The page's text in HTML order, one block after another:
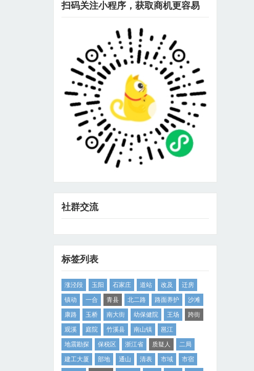
扫码关注小程序，获取商机更容易
社群交流
标签列表
涨泾段 玉阳 石家庄 道站 改及 迁房
镇动 一合 青县 北二路 路面养护 沙滩
康路 玉桥 南大街 幼保健院 王场 跨街
观溪 庭院 竹溪县 南山镇 邕江
地震勘探 保税区 浙江省 质疑人 二局
建工大厦 部地 通山 清表 市域 市宿